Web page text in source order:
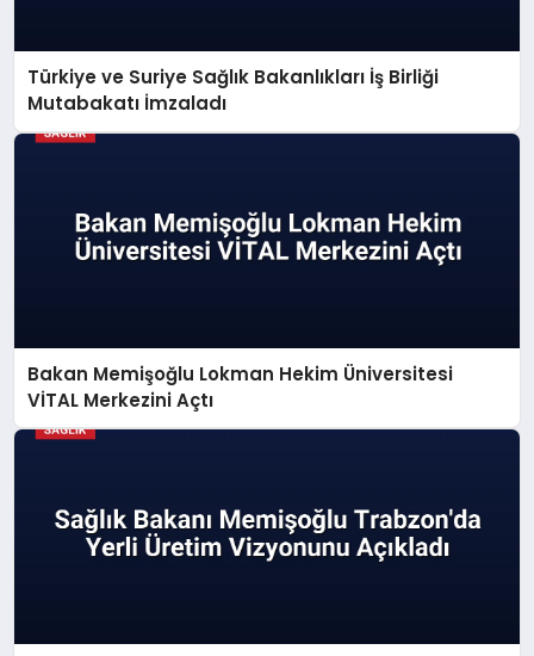
Türkiye ve Suriye Sağlık Bakanlıkları İş Birliği
Mutabakatı İmzaladı
Bakan Memişoğlu Lokman Hekim Üniversitesi
VİTAL Merkezini Açtı